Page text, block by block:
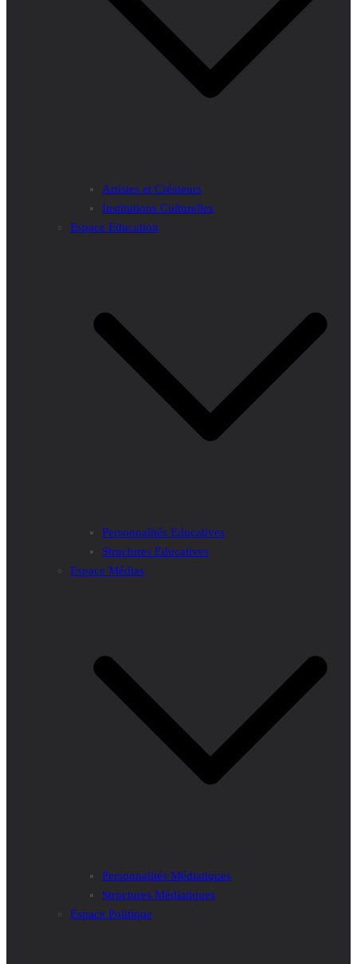
Artistes et Créateurs
Institutions Culturelles
Espace Education
Personnalités Educatives
Structures Educatives
Espace Médias
Personnalités Médiatiques
Structures Médiatiques
Espace Politique